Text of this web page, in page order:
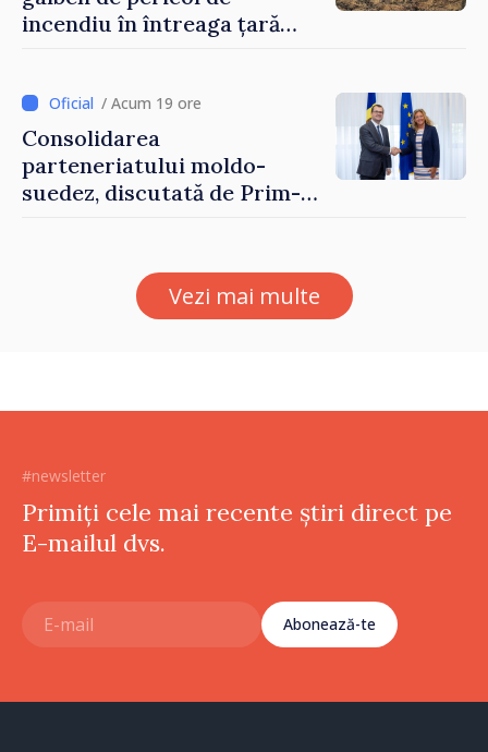
incendiu în întreaga țară
/ Acum 19 ore
Consolidarea
parteneriatului moldo-
suedez, discutată de Prim-
Petra Lärke
Vezi mai multe
#newsletter
Primiți cele mai recente știri direct pe
E-mailul dvs.
Abonează-te